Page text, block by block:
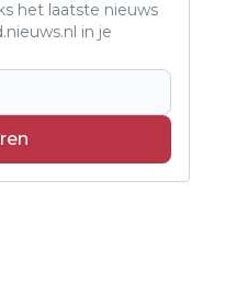
het laatste nieuws
in je